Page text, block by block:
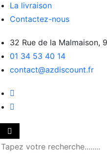
La livraison
Contactez-nous
32 Rue de la Malmaison,
01 34 53 40 14
contact@azdiscount.fr